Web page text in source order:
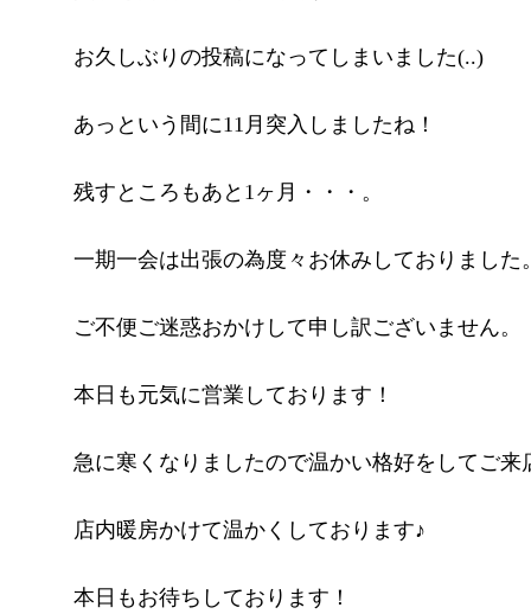
お久しぶりの投稿になってしまいました(..)
あっという間に11月突入しましたね！
残すところもあと1ヶ月・・・。
一期一会は出張の為度々お休みしておりました。
ご不便ご迷惑おかけして申し訳ございません。
本日も元気に営業しております！
急に寒くなりましたので温かい格好をしてご来
店内暖房かけて温かくしております♪
本日もお待ちしております！